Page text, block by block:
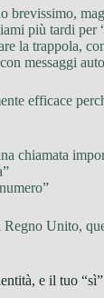
brevissimo,
più tardi per
la trappola,
messaggi
efficace
chiamata
Unito,
e il tuo “sì”